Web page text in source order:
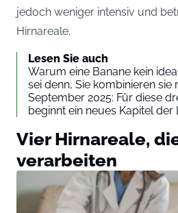
jedoch weniger intensiv und
Hirnareale.
Lesen Sie auch
Warum eine Banane kein
sei denn, Sie kombinieren sie
September 2025: Für diese
beginnt ein neues Kapitel der
Vier Hirnareale,
verarbeiten